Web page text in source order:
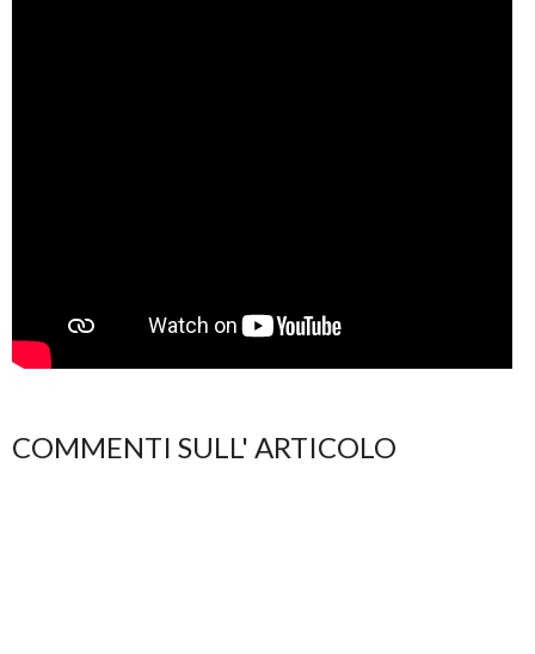
COMMENTI SULL' ARTICOLO